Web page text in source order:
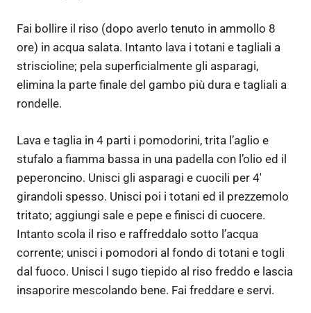
Fai bollire il riso (dopo averlo tenuto in ammollo 8
ore) in acqua salata. Intanto lava i totani e tagliali a
striscioline; pela superficialmente gli asparagi,
elimina la parte finale del gambo più dura e tagliali a
rondelle.
Lava e taglia in 4 parti i pomodorini, trita l’aglio e
stufalo a fiamma bassa in una padella con l’olio ed il
peperoncino. Unisci gli asparagi e cuocili per 4′
girandoli spesso. Unisci poi i totani ed il prezzemolo
tritato; aggiungi sale e pepe e finisci di cuocere.
Intanto scola il riso e raffreddalo sotto l’acqua
corrente; unisci i pomodori al fondo di totani e togli
dal fuoco. Unisci l sugo tiepido al riso freddo e lascia
insaporire mescolando bene. Fai freddare e servi.